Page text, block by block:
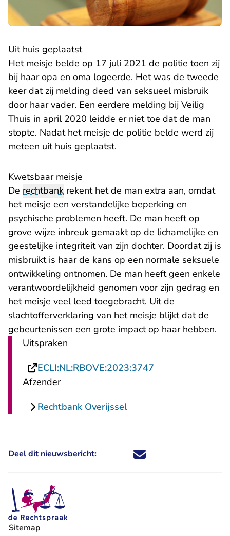
Uit huis geplaatst
Het meisje belde op 17 juli 2021 de politie toen zij
bij haar opa en oma logeerde. Het was de tweede
keer dat zij melding deed van seksueel misbruik
door haar vader. Een eerdere melding bij Veilig
Thuis in april 2020 leidde er niet toe dat de man
stopte. Nadat het meisje de politie belde werd zij
meteen uit huis geplaatst.
Kwetsbaar meisje
De rechtbank rekent het de man extra aan, omdat
het meisje een verstandelijke beperking en
psychische problemen heeft. De man heeft op
grove wijze inbreuk gemaakt op de lichamelijke en
geestelijke integriteit van zijn dochter. Doordat zij is
misbruikt is haar de kans op een normale seksuele
ontwikkeling ontnomen. De man heeft geen enkele
verantwoordelijkheid genomen voor zijn gedrag en
het meisje veel leed toegebracht. Uit de
slachtofferverklaring van het meisje blijkt dat de
gebeurtenissen een grote impact op haar hebben.
Uitspraken
ECLI:NL:RBOVE:2023:3747
Afzender
Rechtbank Overijssel
Deel dit nieuwsbericht: Deel dit nieuwsbericht via X -
Deel dit nieuwsbericht via
Deel dit nieuwsbericht
Deel dit
Sitemap